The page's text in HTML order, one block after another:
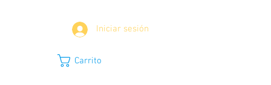
Iniciar sesión
Carrito